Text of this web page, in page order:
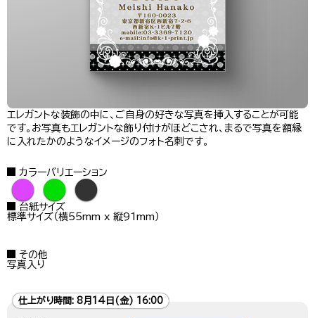
エレガントな装飾の中に、ご自身の好きな写真を挿入することが可能
です。お写真もエレガントな飾り付けがほどこされ、まるで写真を額縁
に入れたかのようなイメージのフォト名刺です。
カラーバリエーション
● ● ●
台紙サイズ
標準サイズ（横55mm x 縦91mm）
その他
写真入り
仕上がり時間: 8月14日(金) 16:00